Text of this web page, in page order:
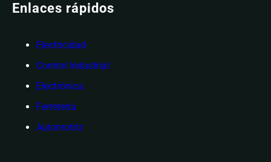
Enlaces rápidos
Electricidad
Control Industrial
Electrónica
Ferretería
Automotriz